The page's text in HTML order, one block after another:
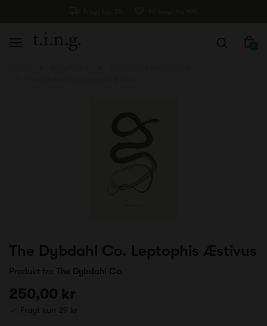
0
The Dybdahl Co. Leptophis Æstivus
Produkt fra The Dybdahl Co.
250,00 kr
Fragt kun 29 kr